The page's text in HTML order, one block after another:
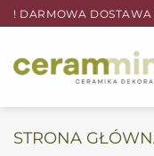
Przewiń
do
zawartości
! DARMOWA
STRONA